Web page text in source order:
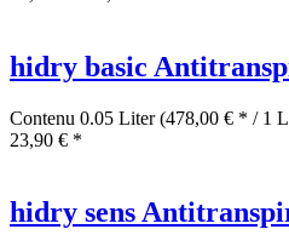
hidry basic
Contenu 0.05 Liter(478,00 € * / 1
23,90 € *
hidry sens